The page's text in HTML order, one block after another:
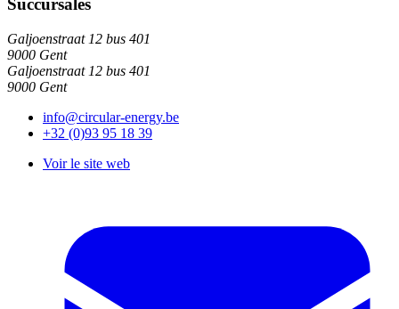
Succursales
Galjoenstraat 12 bus 401
9000 Gent
Galjoenstraat 12 bus 401
9000 Gent
info@circular-energy.be
+32 (0)93 95 18 39
Voir le site web